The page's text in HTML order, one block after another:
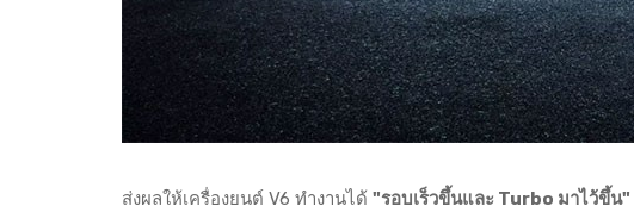
ส่งผลให้เครื่องยนต์ V6 ทำงานได้ "รอบเร็วขึ้นและ Turbo มาไว้ขึ้น"